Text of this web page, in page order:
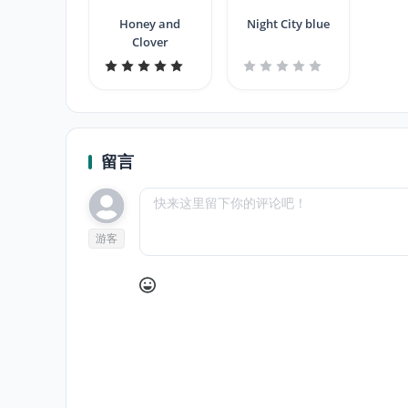
Honey and
Clover
Night City blue
留言
游客